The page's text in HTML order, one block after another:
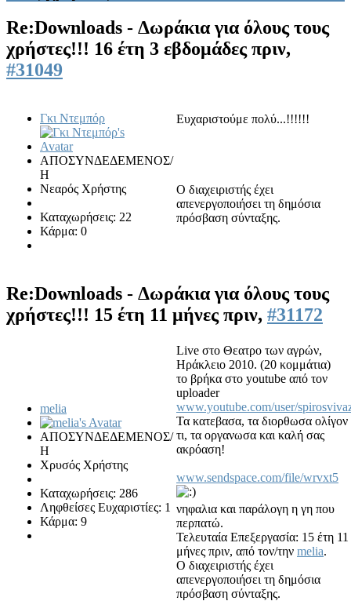
Re:Downloads - Δωράκια για όλους τους
χρήστες!!! 16 έτη 3 εβδομάδες πριν,
#31049
Γκι Ντεμπόρ
ΑΠΟΣΥΝΔΕΔΕΜΕΝΟΣ/
Η
Νεαρός Χρήστης
Καταχωρήσεις: 22
Κάρμα: 0
Ευχαριστούμε πολύ...!!!!!!
Ο διαχειριστής έχει
απενεργοποιήσει τη δημόσια
πρόσβαση σύνταξης.
Re:Downloads - Δωράκια για όλους τους
χρήστες!!! 15 έτη 11 μήνες πριν, #31172
melia
ΑΠΟΣΥΝΔΕΔΕΜΕΝΟΣ/
Η
Χρυσός Χρήστης
Καταχωρήσεις: 286
Ληφθείσες Ευχαριστίες: 1
Κάρμα: 9
Live στο Θεατρο των αγρών,
Ηράκλειο 2010. (20 κομμάτια)
το βρήκα στο youtube από τον
uploader
www.youtube.com/user/
Τα κατεβασα, τα διορθωσα ολίγον
τι, τα οργανωσα και καλή σας
ακρόαση!
www.sendspace.com/file/wrvxt5
νηφαλια και παράλογη η γη που
περπατώ.
Τελευταία Επεξεργασία: 15 έτη 11
μήνες πριν, από τον/την melia.
Ο διαχειριστής έχει
απενεργοποιήσει τη δημόσια
πρόσβαση σύνταξης.